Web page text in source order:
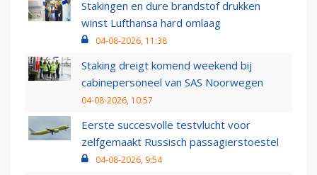
Stakingen en dure brandstof drukken
winst Lufthansa hard omlaag
04-08-2026, 11:38
Staking dreigt komend weekend bij
cabinepersoneel van SAS Noorwegen
04-08-2026, 10:57
Eerste succesvolle testvlucht voor
zelfgemaakt Russisch passagierstoestel
04-08-2026, 9:54